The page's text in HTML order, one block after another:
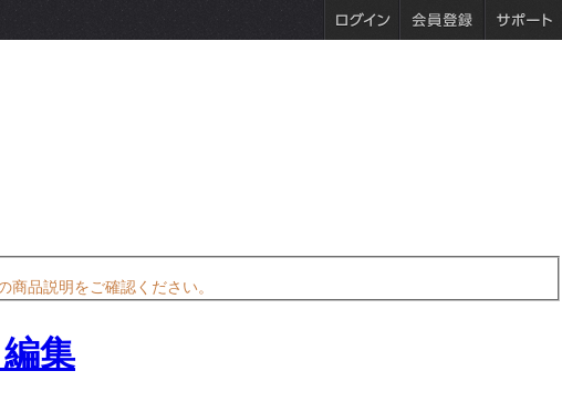
商品説明をご確認ください。